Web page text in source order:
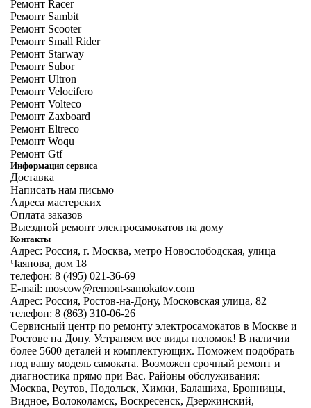
Ремонт Racer
Ремонт Sambit
Ремонт Scooter
Ремонт Small Rider
Ремонт Starway
Ремонт Subor
Ремонт Ultron
Ремонт Velocifero
Ремонт Volteco
Ремонт Zaxboard
Ремонт Eltreco
Ремонт Woqu
Ремонт Gtf
Информация сервиса
Доставка
Написать нам письмо
Адреса мастерских
Оплата заказов
Выездной ремонт электросамокатов на дому
Контакты
Адрес: Россия, г. Москва, метро Новослободская, улица
Чаянова, дом 18
телефон: 8 (495) 021-36-69
E-mail: moscow@remont-samokatov.com
Адрес: Россия, Ростов-на-Дону, Московская улица, 82
телефон: 8 (863) 310-06-26
Сервисный центр по ремонту электросамокатов в Москве и
Ростове на Дону. Устраняем все виды поломок! В наличии
более 5600 деталей и комплектующих. Поможем подобрать
под вашу модель самоката. Возможен срочный ремонт и
диагностика прямо при Вас. Районы обслуживания:
Москва, Реутов, Подольск, Химки, Балашиха, Бронницы,
Видное, Волоколамск, Воскресенск, Дзержинский,